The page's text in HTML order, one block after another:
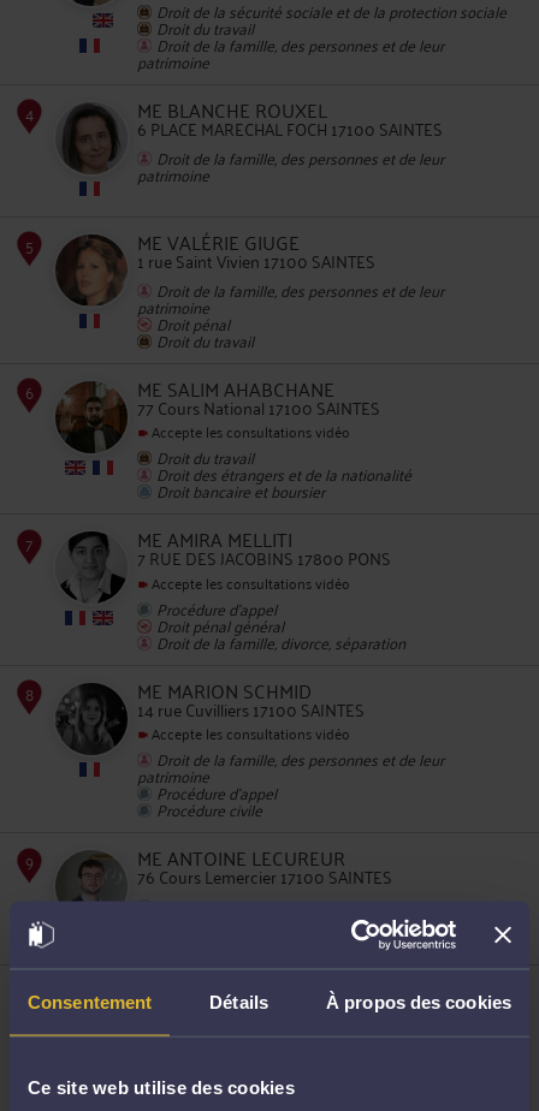
Consentement Détails À propos des cookies
Ce site web utilise des cookies
3
Droit de la sécurité sociale et de la protection sociale
Droit du travail
Droit de la famille, des personnes et de leur
patrimoine
ME BLANCHE ROUXEL
6 PLACE MARECHAL FOCH 17100 SAINTES
Droit de la famille, des personnes et de leur
patrimoine
ME VALÉRIE GIUGE
1 rue Saint Vivien 17100 SAINTES
Droit de la famille, des personnes et de leur
patrimoine
Droit pénal
Droit du travail
ME SALIM AHABCHANE
77 Cours National 17100 SAINTES
Accepte les consultations vidéo
Droit du travail
Droit des étrangers et de la nationalité
Droit bancaire et boursier
7
ME AMIRA MELLITI
7 RUE DES JACOBINS 17800 PONS
Accepte les consultations vidéo
Procédure d'appel
Droit pénal général
Droit de la famille, divorce, séparation
8
ME MARION SCHMID
14 rue Cuvilliers 17100 SAINTES
Accepte les consultations vidéo
Droit de la famille, des personnes et de leur
patrimoine
Procédure d'appel
Procédure civile
ME ANTOINE LECUREUR
76 Cours Lemercier 17100 SAINTES
ME DAMIEN BOURGUES
6 PLACE MARECHAL FOCH 17100 SAINTES
Droit de la famille, des personnes et de leur
Droit pénal